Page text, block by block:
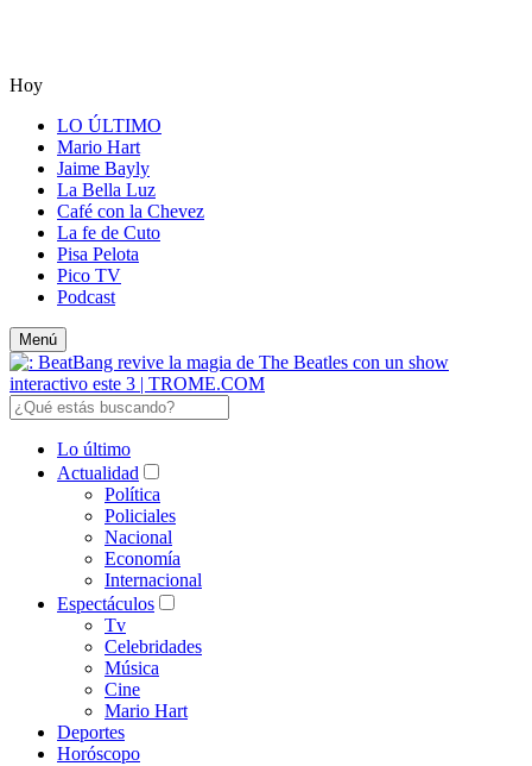
Hoy
LO ÚLTIMO
Mario Hart
Jaime Bayly
La Bella Luz
Café con la Chevez
La fe de Cuto
Pisa Pelota
Pico TV
Podcast
Menú
Lo último
Actualidad
Política
Policiales
Nacional
Economía
Internacional
Espectáculos
Tv
Celebridades
Música
Cine
Mario Hart
Deportes
Horóscopo